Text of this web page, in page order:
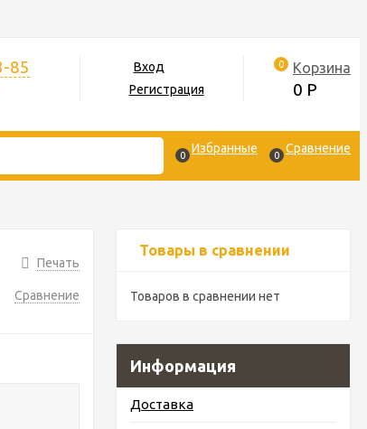
85
Вход
Регистрация
0 Корзина
0 Р
0 Избранные 0 Сравнение
Товары в сравнении
Товаров в сравнении нет
Информация
Доставка
Печать
Сравнение